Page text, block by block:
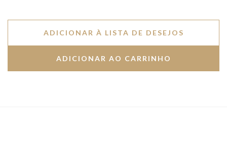
ADICIONAR À LISTA DE DESEJOS